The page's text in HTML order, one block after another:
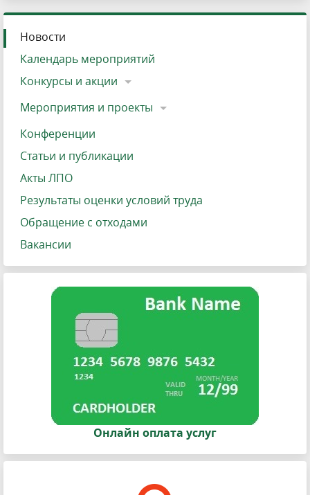
Новости
Календарь мероприятий
Конкурсы и акции
Мероприятия и проекты
Конференции
Статьи и публикации
Акты ЛПО
Результаты оценки условий труда
Обращение с отходами
Вакансии
Онлайн оплата услуг